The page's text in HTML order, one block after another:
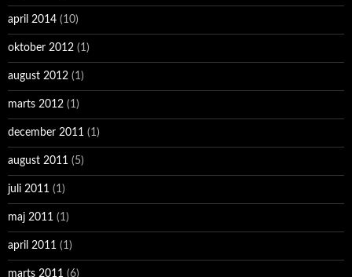
april 2014 (10)
oktober 2012 (1)
august 2012 (1)
marts 2012 (1)
december 2011 (1)
august 2011 (5)
juli 2011 (1)
maj 2011 (1)
april 2011 (1)
marts 2011 (6)